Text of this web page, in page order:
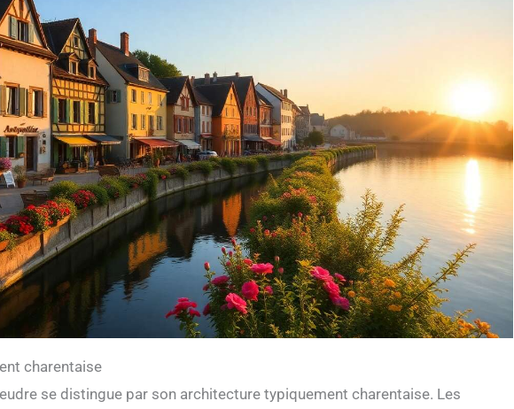
charentaise
se distingue par son architecture typiquement charentaise. Les